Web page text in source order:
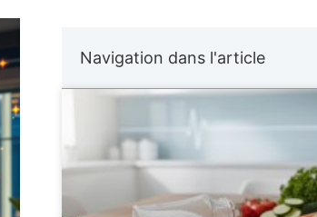
Navigation dans l'article